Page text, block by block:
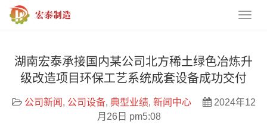
湖南宏泰承接国内某公司北方稀土绿色冶炼升
级改造项目环保工艺系统成套设备成功交付
公司新闻 , 公司设备, 典型业绩, 新闻中心
2024年12
月26日 pm5:08